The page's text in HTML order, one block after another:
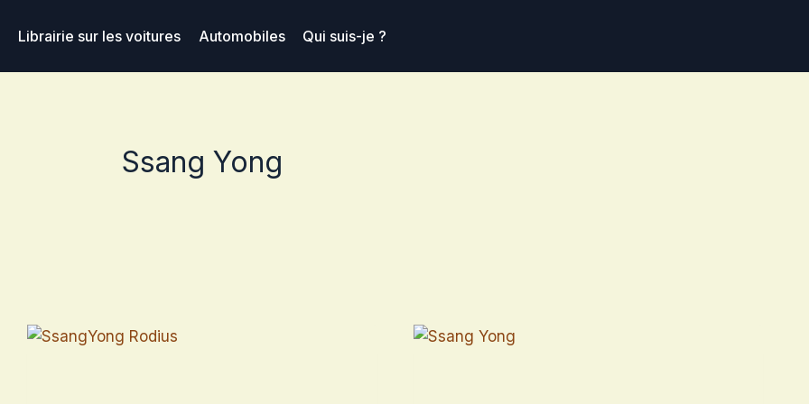
Librairie sur les voitures Automobiles Qui suis-je ?
Ssang Yong